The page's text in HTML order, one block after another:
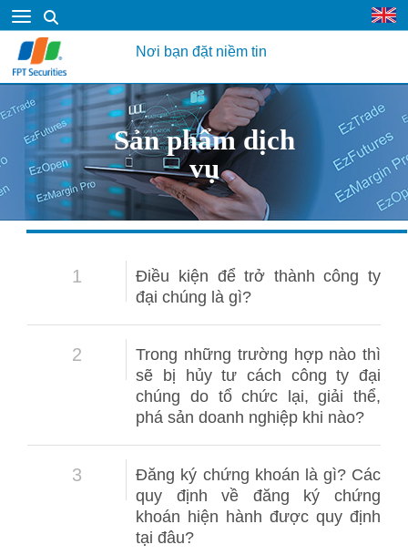
Nơi bạn đặt niềm tin
Sản phẩm dịch
vụ
1
Điều kiện để trở thành công ty
đại chúng là gì?
2
Trong những trường hợp nào thì
sẽ bị hủy tư cách công ty đại
chúng do tổ chức lại, giải thể,
phá sản doanh nghiệp khi nào?
3
Đăng ký chứng khoán là gì? Các
quy định về đăng ký chứng
khoán hiện hành được quy định
tại đâu?